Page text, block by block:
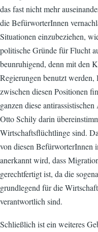
das fast nicht mehr
die BefürworterInnen
Situationen einzubeziehen,
politische Gründe für Flucht
beunruhigend, denn mit den
Regierungen benutzt werden,
zwischen diesen Positionen
ganzen diese
Otto Schily darin
Wirtschaftsflüchtlinge sind.
von diesen BefürworterInnen
anerkannt wird, dass
gerechtfertigt ist, da die
grundlegend für die
verantwortlich sind.
Schließlich ist ein weiteres